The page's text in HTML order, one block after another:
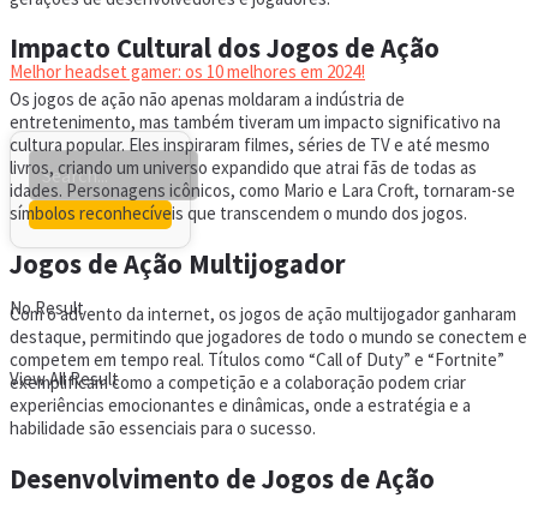
Melhor headset gamer: os 10 melhores em 2024!
No Result
View All Result
Impacto Cultural dos Jogos de Ação
Os jogos de ação não apenas moldaram a indústria de
entretenimento, mas também tiveram um impacto significativo na
cultura popular. Eles inspiraram filmes, séries de TV e até mesmo
livros, criando um universo expandido que atrai fãs de todas as
idades. Personagens icônicos, como Mario e Lara Croft, tornaram-se
símbolos reconhecíveis que transcendem o mundo dos jogos.
Jogos de Ação Multijogador
Com o advento da internet, os jogos de ação multijogador ganharam
destaque, permitindo que jogadores de todo o mundo se conectem e
competem em tempo real. Títulos como “Call of Duty” e “Fortnite”
exemplificam como a competição e a colaboração podem criar
experiências emocionantes e dinâmicas, onde a estratégia e a
habilidade são essenciais para o sucesso.
Desenvolvimento de Jogos de Ação